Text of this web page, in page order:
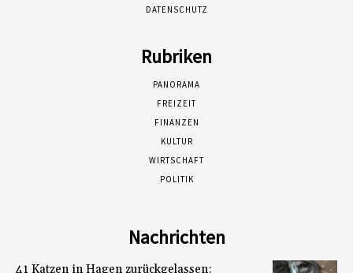
DATENSCHUTZ
Rubriken
PANORAMA
FREIZEIT
FINANZEN
KULTUR
WIRTSCHAFT
POLITIK
Nachrichten
41 Katzen in Hagen zurückgelassen: